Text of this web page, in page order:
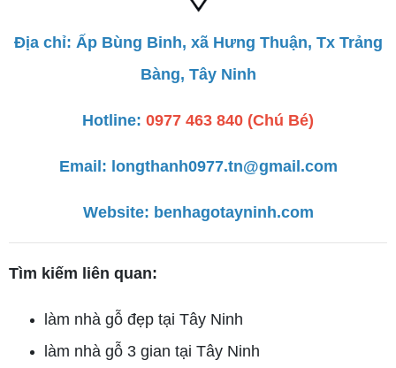
Địa chỉ: Ấp Bùng Binh, xã Hưng Thuận, Tx Trảng
Bàng, Tây Ninh
Hotline: 0977 463 840 (Chú Bé)
Email: longthanh0977.tn@gmail.com
Website: benhagotayninh.com
Tìm kiếm liên quan:
làm nhà gỗ đẹp tại Tây Ninh
làm nhà gỗ 3 gian tại Tây Ninh